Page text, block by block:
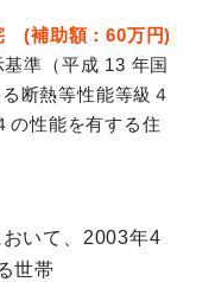
(補助額：60万円)
準（平成 13 年国
断熱等性能等級４
の性能を有する住
いて、2003年4
世帯